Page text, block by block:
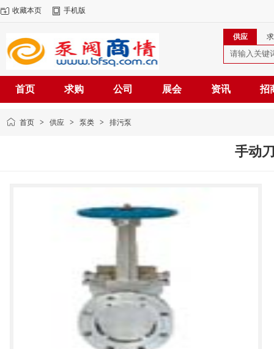
收藏本页 手机版
供应
首页 求购 公司 展会 资讯 招
首页 > 供应 > 泵类 > 排污泵
手动